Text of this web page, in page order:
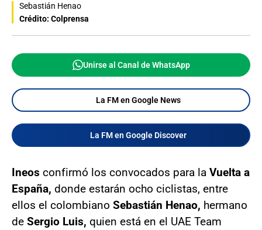
Sebastián Henao
Crédito: Colprensa
Unirse al Canal de WhatsApp
La FM en Google News
La FM en Google Discover
Ineos confirmó los convocados para la Vuelta a
España, donde estarán ocho ciclistas, entre
ellos el colombiano Sebastián Henao, hermano
de Sergio Luis, quien está en el UAE Team